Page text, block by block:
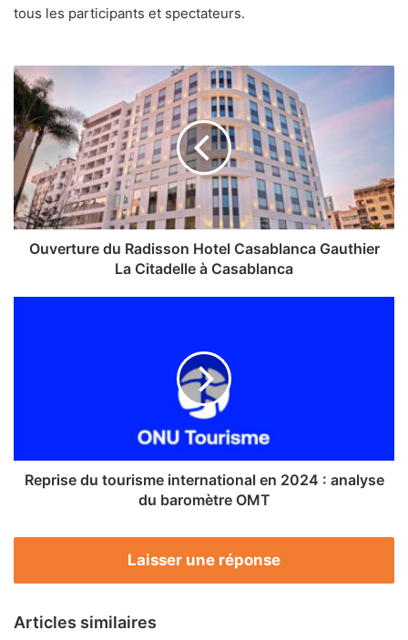
tous les participants et spectateurs.
Ouverture
du
Radisson
Hotel
Casablanca
Gauthier
La
Citadelle
à
Casablanca
Ouverture du Radisson Hotel Casablanca Gauthier
La Citadelle à Casablanca
du
baromètre
Reprise du tourisme international en 2024 : analyse
du baromètre OMT
Laisser une réponse
Articles similaires